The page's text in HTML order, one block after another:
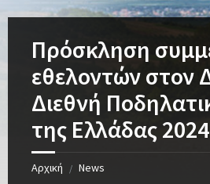
Πρόσκληση
εθελοντών στον
Διεθνή
της Ελλάδας
Αρχική / News